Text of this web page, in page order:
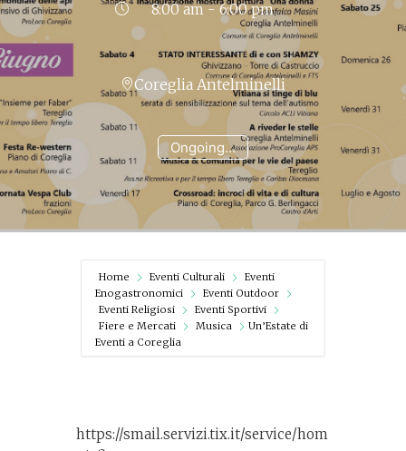
Ongoing...
8:00 am - 6:00 pm
Coreglia Antelminelli
Home Eventi Culturali
Eventi
Enogastronomici
Eventi Outdoor
Eventi Religiosi
Eventi Sportivi
Fiere e Mercati
Musica
Un’Estate di
Eventi a Coreglia
https://smail.servizi.tix.it/service/hom